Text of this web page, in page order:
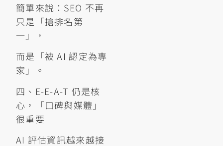
簡單來說：SEO 不再
只是「搶排名第
一」，
而是「被 AI 認定為專
家」。
四、E-E-A-T 仍是核
心，「口碑與媒體」
很重要
AI 評估資訊越來越接